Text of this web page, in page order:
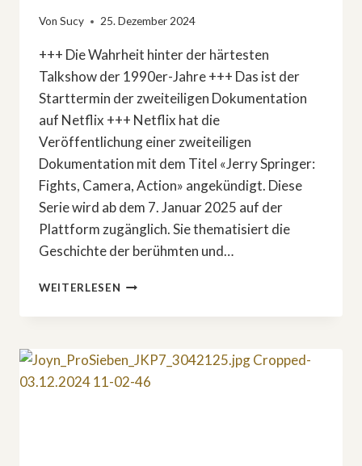
Von Sucy 25. Dezember 2024
+++ Die Wahrheit hinter der härtesten
Talkshow der 1990er-Jahre +++ Das ist der
Starttermin der zweiteiligen Dokumentation
auf Netflix +++ Netflix hat die
Veröffentlichung einer zweiteiligen
Dokumentation mit dem Titel «Jerry Springer:
Fights, Camera, Action» angekündigt. Diese
Serie wird ab dem 7. Januar 2025 auf der
Plattform zugänglich. Sie thematisiert die
Geschichte der berühmten und…
WEITERLESEN NETFLIX-
»JERRY
KAMERA,
ACTION«